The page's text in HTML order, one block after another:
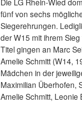
fünf von sechs
Siegerehrungen.
der W15 mit ihrem
Titel gingen an Marc
Amelie Schmitt (W14,
Mädchen in der
Maximilian Überhofen,
Amelie Schmitt,